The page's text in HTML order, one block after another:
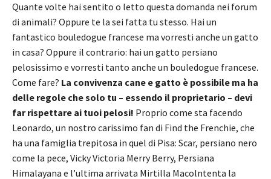
Quante volte hai sentito o letto questa domanda nei forum
di animali? Oppure te la sei fatta tu stesso. Hai un
fantastico bouledogue francese ma vorresti anche un gatto
in casa? Oppure il contrario: hai un gatto persiano
pelosissimo e vorresti tanto anche un bouledogue francese.
Come fare? La convivenza cane e gatto è possibile ma ha
delle regole che solo tu – essendo il proprietario – devi
far rispettare ai tuoi pelosi! Proprio come sta facendo
Leonardo, un nostro carissimo fan di Find the Frenchie, che
ha una famiglia trepitosa in quel di Pisa: Scar, persiano nero
come la pece, Vicky Victoria Merry Berry, Persiana
Himalayana e l’ultima arrivata Mirtilla Macolntenta la